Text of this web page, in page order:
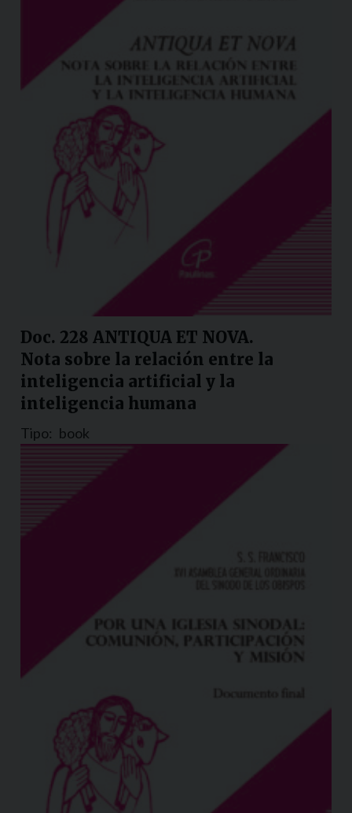
Doc. 228 ANTIQUA ET NOVA.
Nota sobre la relación entre la
inteligencia artificial y la
inteligencia humana
Tipo: book
Nazione: Colombia